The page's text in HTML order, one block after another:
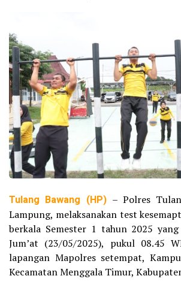
Tulang Bawang (HP) – Polres
Lampung, melaksanakan test
berkala Semester 1 tahun 2025
Jum’at (23/05/2025), pukul 08.45
lapangan Mapolres setempat,
Kecamatan Menggala Timur,